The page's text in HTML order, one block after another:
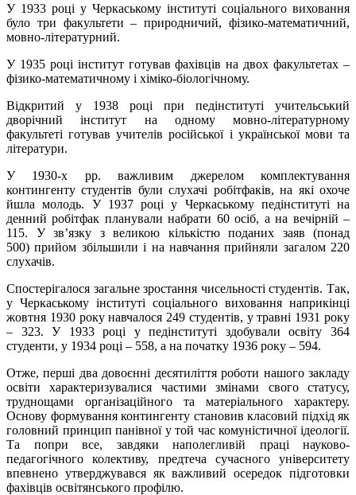
У 1933 році у Черкаському інституті соціального виховання
було три факультети – природничий, фізико-математичний,
мовно-літературний.
У 1935 році інститут готував фахівців на двох факультетах –
фізико-математичному і хіміко-біологічному.
Відкритий у 1938 році при педінституті учительський
дворічний інститут на одному мовно-літературному
факультеті готував учителів російської і української мови та
літератури.
У 1930-х рр. важливим джерелом комплектування
контингенту студентів були слухачі робітфаків, на які охоче
йшла молодь. У 1937 році у Черкаському педінституті на
денний робітфак планували набрати 60 осіб, а на вечірній –
115. У зв’язку з великою кількістю поданих заяв (понад
500)прийом збільшилиі на навчання прийняли загалом 220
слухачів.
Спостерігалося загальне зростання чисельності студентів. Так,
у Черкаському інституті соціального виховання наприкінці
жовтня 1930 року навчалося 249 студентів, у травні 1931 року
– 323. У 1933 році у педінституті здобували освіту 364
студенти, у 1934 році – 558, а на початку 1936 року – 594.
Отже, перші два довоєнні десятиліття роботи нашого закладу
освіти характеризувалися частими змінами свого статусу,
труднощами організаційного та матеріального характеру.
Основу формування контингенту становив класовий підхід як
головний принцип панівної у той час комуністичної ідеології.
Та попри все, завдяки наполегливій праці науково-
педагогічного колективу, предтеча сучасного університету
впевнено утверджувався як важливий осередок підготовки
фахівців освітянського профілю.